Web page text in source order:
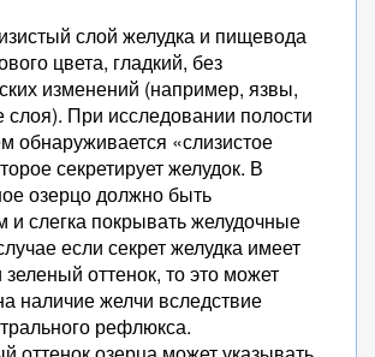
слой желудка и пищевода
цвета, гладкий, без
изменений (например, язвы,
слоя). При исследовании полости
обнаруживается «слизистое
секретирует желудок. В
озерцо должно быть
и слегка покрывать желудочные
если секрет желудка имеет
оттенок, то это может
наличие желчи вследствие
рефлюкса.